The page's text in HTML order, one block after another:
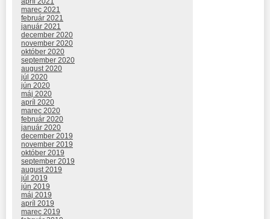
marec 2021
február 2021
január 2021
december 2020
november 2020
október 2020
september 2020
august 2020
júl 2020
jún 2020
máj 2020
apríl 2020
marec 2020
február 2020
január 2020
december 2019
november 2019
október 2019
september 2019
august 2019
júl 2019
jún 2019
máj 2019
apríl 2019
marec 2019